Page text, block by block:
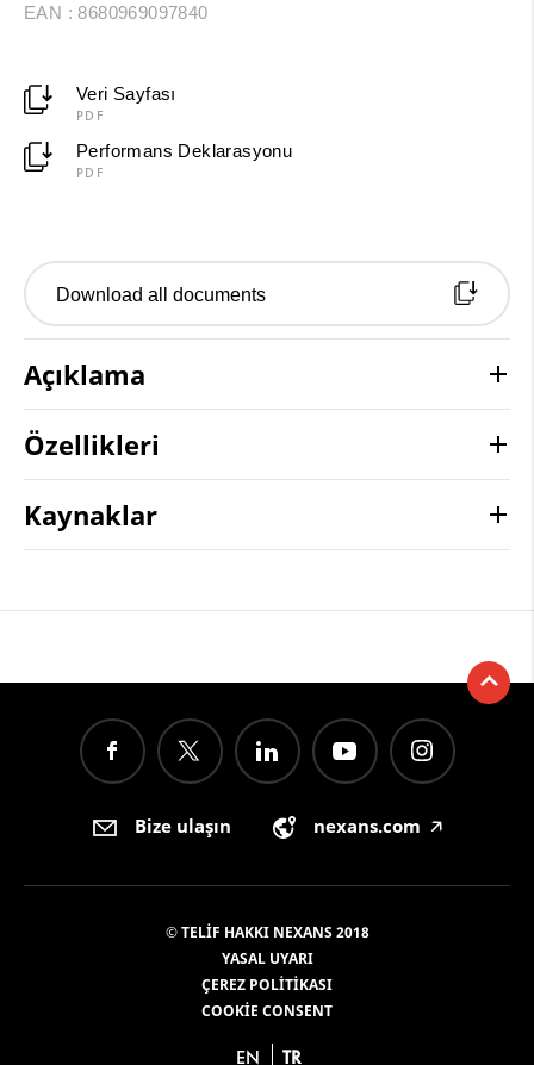
EAN : 8680969097840
Veri Sayfası
PDF
Performans Deklarasyonu
PDF
Download all documents
Açıklama
Özellikleri
Kaynaklar
Bize ulaşın nexans.com 🡥
© TELIF HAKKI NEXANS 2018
YASAL UYARI
ÇEREZ POLITIKASI
COOKIE CONSENT
EN TR